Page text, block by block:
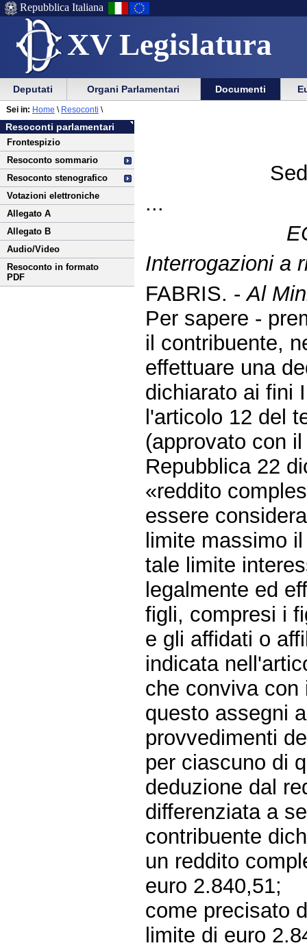
XV Legislatura
Menu
di
ausilio
alla
navigazione
Vai
Menu
di
navigazione
principale
Repubblica Italiana
Menu
di
navigazione
principale
Vai
menu
di
sezione
Deputati Organi Parlamentari Documenti
Vai
al
contenuto
Resoconti parlamentari
Frontespizio
Resoconto sommario
Resoconto stenografico
Votazioni elettroniche
Allegato A
Allegato B
Audio/Video
Resoconto in formato
PDF
Sei in: Home \ Resoconti \
...
Interrogazioni a
FABRIS. -Al
Per sapere -
il contribuente,
effettuare una
dichiarato ai fini
l'articolo 12 del
(approvato con
Repubblica 22
«reddito
essere
limite massimo
tale limite
legalmente ed
figli, compresi i
e gli affidati o
indicata
che conviva con
questo assegni
provvedimenti
per ciascuno di
deduzione dal
differenziata a
contribuente
un reddito
euro 2.840,51;
come precisato
limite di euro